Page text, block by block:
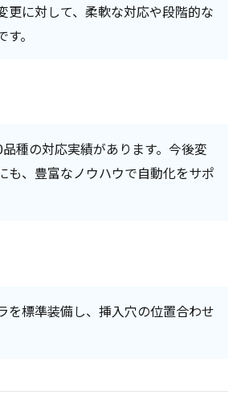
更に対して、柔軟な対応や段階的な
。
種の対応実績があります。今後変
も、豊富なノウハウで自動化をサポ
を標準装備し、挿入穴の位置合わせ